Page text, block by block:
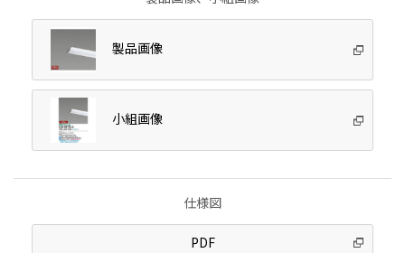
製品画像
小組画像
仕様図
PDF